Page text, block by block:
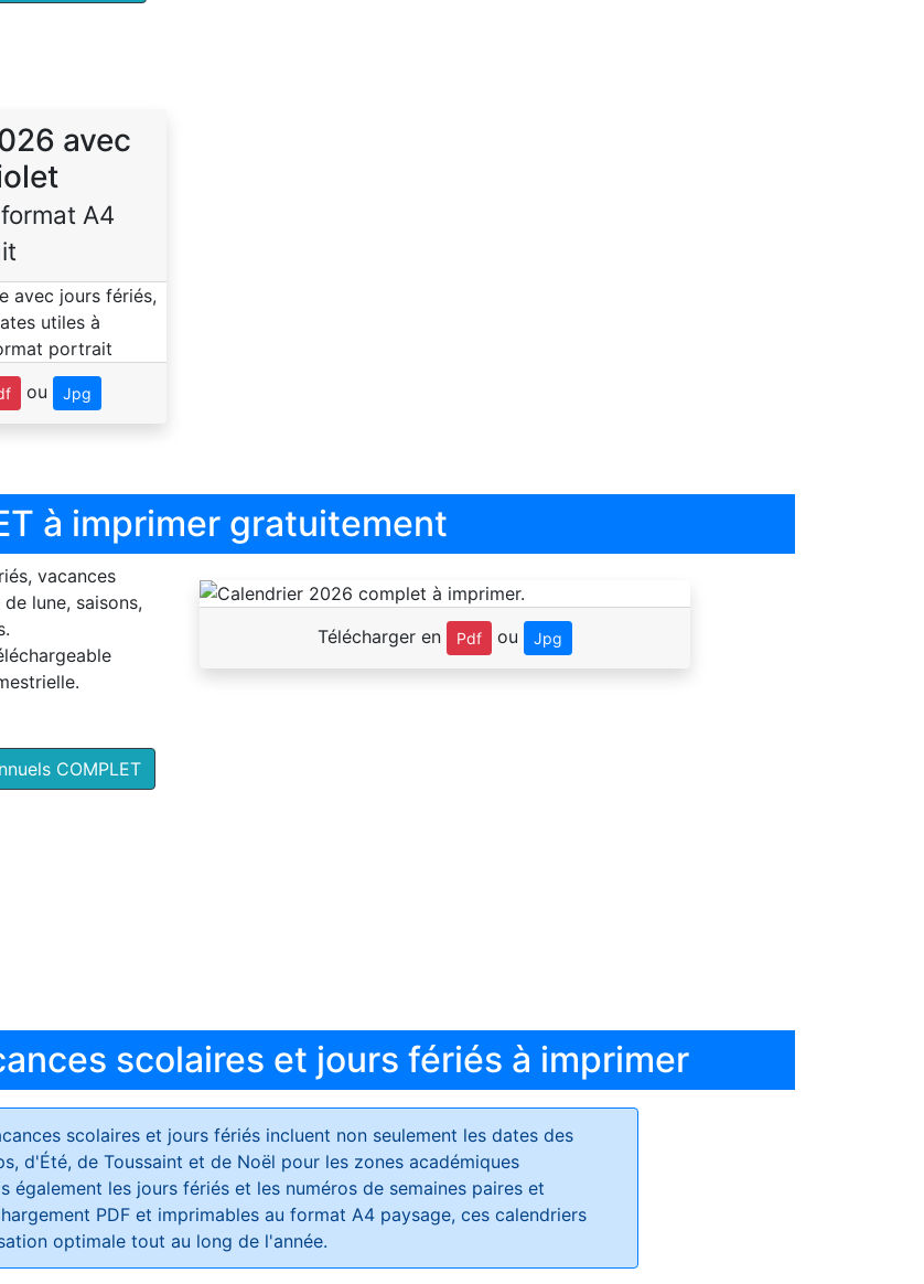
avec
A4
ou Jpg
à imprimer gratuitement
vacances
lune, saisons,
COMPLET
Télécharger en Pdf ou Jpg
scolaires et jours fériés à imprimer
scolaires et jours fériésincluent non seulement les dates des
d'Été, de Toussaint et de Noël pour les zones académiques
également les jours fériés et les numéros de semaines paires et
PDF et imprimables au format A4 paysage, ces calendriers
optimale tout au long de l'année.